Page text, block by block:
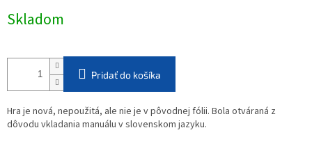
cena:
Skladom
Pridať do košíka
Hra je nová, nepoužitá, ale nie je v pôvodnej fólii. Bola otváraná z
dôvodu vkladania manuálu v slovenskom jazyku.